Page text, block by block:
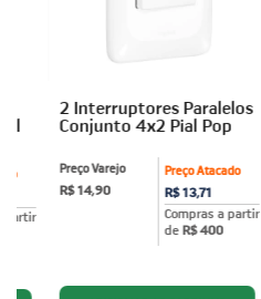
partir
2 Interruptores Paralelos
Conjunto 4x2 Pial Pop
Preço Atacado
R$ 13,71
Compras a partir
de R$ 400
Preço Varejo
R$ 14,90